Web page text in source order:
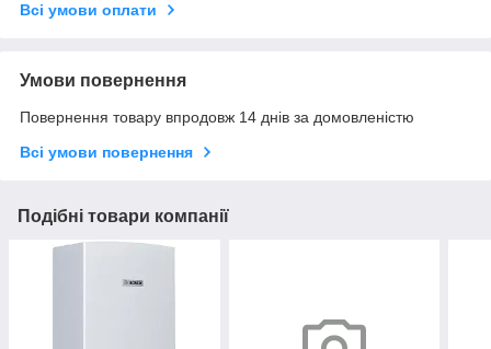
Всі умови оплати
Умови повернення
Повернення товару впродовж 14 днів за домовленістю
Всі умови повернення
Подібні товари компанії